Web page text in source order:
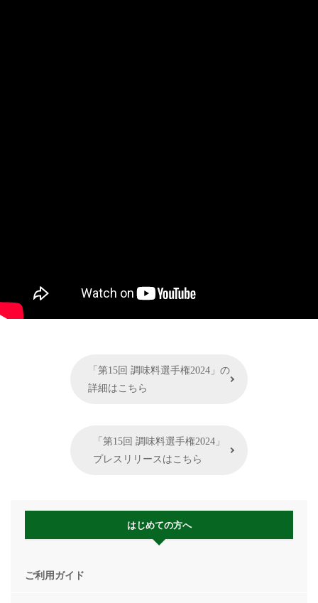
「第15回 調味料選手権2024」の
詳細はこちら
「第15回 調味料選手権2024」
プレスリリースはこちら
はじめての方へ
ご利用ガイド